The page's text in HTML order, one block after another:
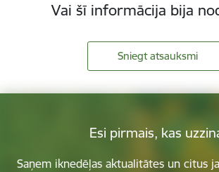
Vai šī informācija bija
Sniegt atsauksmi
Esi pirmais, kas
Saņem iknedēļas aktualitātes un citus